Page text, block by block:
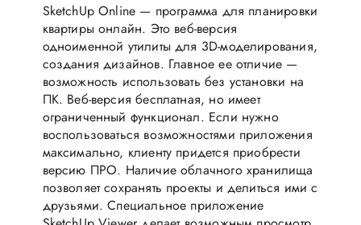
SketchUp Online — программа для планировки
квартиры онлайн. Это веб-версия
одноименной утилиты для 3D-моделирования,
создания дизайнов. Главное ее отличие —
возможность использовать без установки на
ПК. Веб-версия бесплатная, но имеет
ограниченный функционал. Если нужно
воспользоваться возможностями приложения
максимально, клиенту придется приобрести
версию ПРО. Наличие облачного хранилища
позволяет сохранять проекты и делиться ими с
друзьями. Специальное приложение